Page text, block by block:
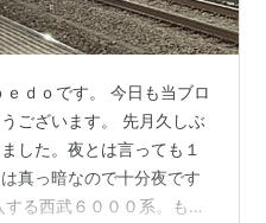
ｄｏです。 今日も当ブロ
ございます。 先月久しぶ
した。夜とは言っても１
真っ暗なので十分夜です
る西武６０００系。もと